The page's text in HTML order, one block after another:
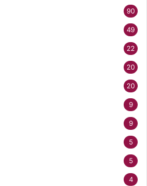
90
49
22
20
20
9
9
5
5
4